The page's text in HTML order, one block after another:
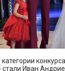
стали Иван